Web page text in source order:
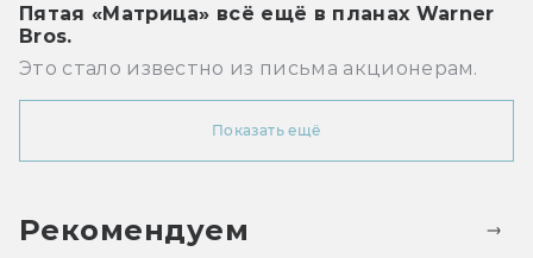
Пятая «Матрица» всё ещё в планах Warner
Bros.
Это стало известно из письма акционерам.
Показать ещё
Рекомендуем